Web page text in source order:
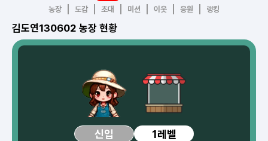
농장 도감 초대 미션 이웃 응원 랭킹
김도연130602 농장 현황
신입 1레벨